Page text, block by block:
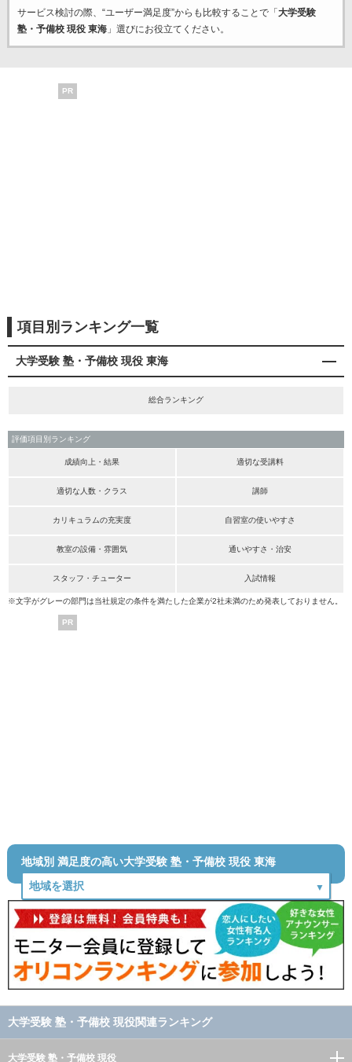
サービス検討の際、“ユーザー満足度”からも比較することで「 大学受験
塾・予備校 現役 東海」選びにお役立てください。
PR
項目別ランキング一覧
大学受験 塾・予備校 現役 東海
総合ランキング
評価項目別ランキング
成績向上・結果 適切な受講料
適切な人数・クラス 講師
カリキュラムの充実度 自習室の使いやすさ
教室の設備・雰囲気 通いやすさ・治安
スタッフ・チューター 入試情報
※文字がグレーの部門は当社規定の条件を満たした企業が2社未満のため発表しておりません。
PR
地域別 満足度の高い大学受験 塾・予備校 現役 東海
大学受験 塾・予備校 現役関連ランキング
大学受験 塾・予備校 現役